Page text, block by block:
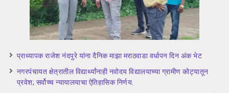
प्राध्यापक राजेश नंदपुरे यांना दैनिक माझा मराठवाडा वर्धापन दिन अंक भेट
नगरपंचायत क्षेत्रातील विद्यार्थ्यांनाही नवोदय विद्यालयाच्या ग्रामीण कोट्यातून
प्रवेश; सर्वोच्च न्यायालयाचा ऐतिहासिक निर्णय.